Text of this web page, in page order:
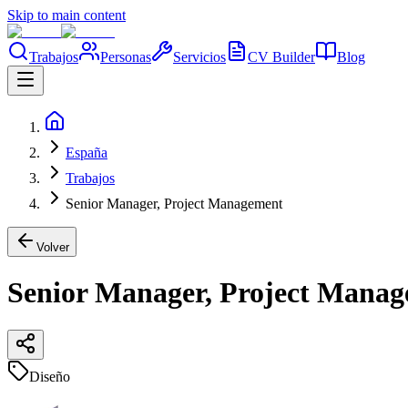
Skip to main content
Trabajos Personas Servicios CV Builder Blog
España
Trabajos
Senior Manager, Project Management
Volver
Senior Manager, Project
Diseño